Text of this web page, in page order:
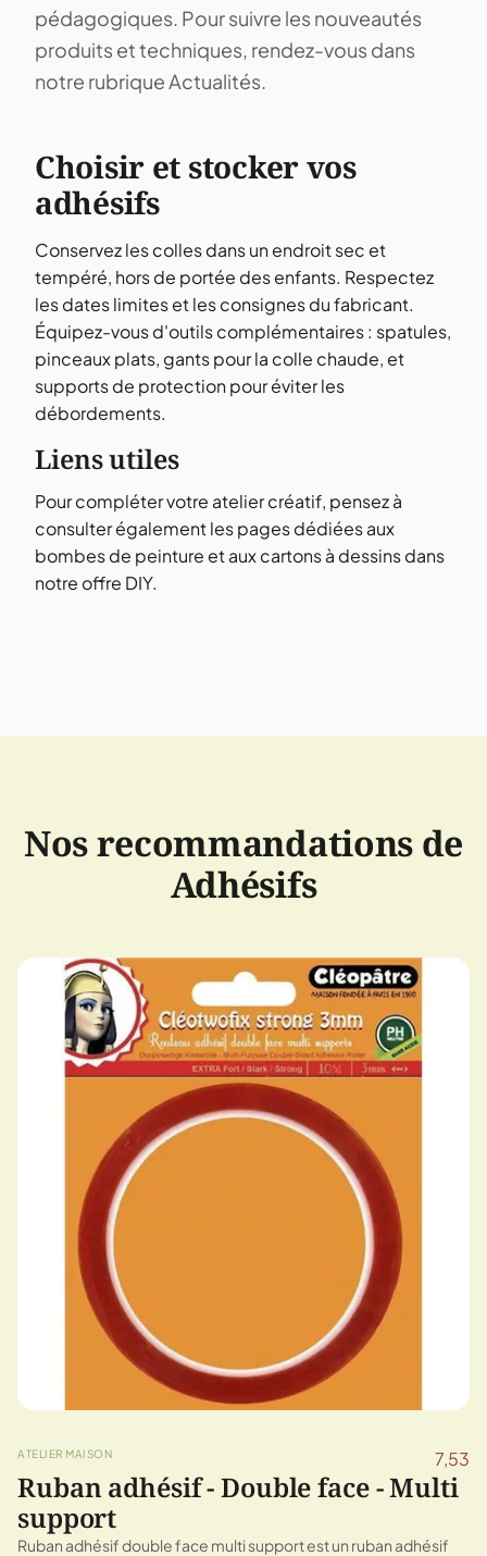
pédagogiques. Pour suivre les nouveautés
produits et techniques, rendez-vous dans
notre rubrique Actualités.
Choisir et stocker vos
adhésifs
Conservez les colles dans un endroit sec et
tempéré, hors de portée des enfants. Respectez
les dates limites et les consignes du fabricant.
Équipez-vous d'outils complémentaires : spatules,
pinceaux plats, gants pour la colle chaude, et
supports de protection pour éviter les
débordements.
Liens utiles
Pour compléter votre atelier créatif, pensez à
consulter également les pages dédiées aux
bombes de peinture et aux cartons à dessins dans
notre offre DIY.
Nos recommandations de
Adhésifs
ATELIER MAISON 7,53
Ruban adhésif - Double face - Multi
support
Ruban adhésif double face multi support est un ruban adhésif